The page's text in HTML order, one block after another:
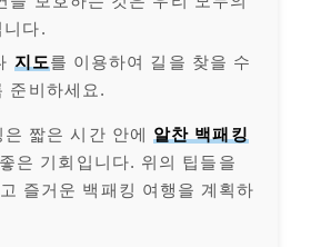
니다.
지도를 이용하여 길을 찾을 수
준비하세요.
짧은 시간 안에 알찬 백패킹
은 기회입니다. 위의 팁들을
즐거운 백패킹 여행을 계획하